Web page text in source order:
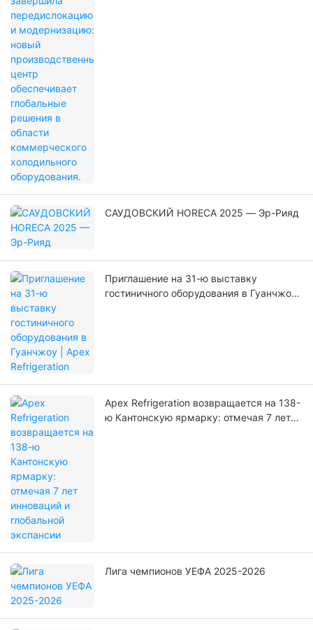
САУДОВСКИЙ HORECA 2025 — Эр-Рияд
Приглашение на 31-ю выставку
гостиничного оборудования в Гуанчжоу
Apex Refrigeration возвращается на 138-
ю Кантонскую ярмарку: отмечая 7 лет
Лига чемпионов УЕФА 2025-2026